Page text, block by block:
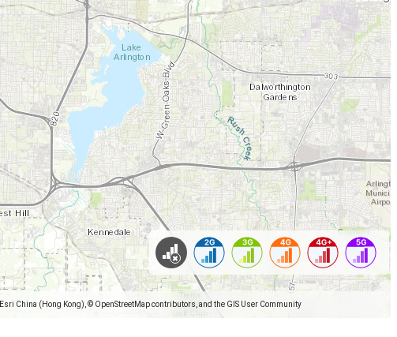
China (Hong Kong), © OpenStreetMap contributors, and the GIS User Community